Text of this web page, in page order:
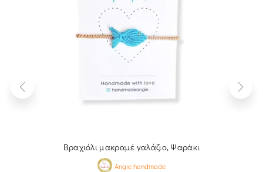
Βραχιόλι μακραμέ γαλάζιο, Ψαράκι
Angie handmade